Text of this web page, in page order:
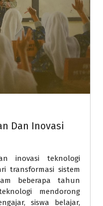
Dan Inovasi
inovasi teknologi
transformasi sistem
beberapa tahun
mendorong
siswa belajar,